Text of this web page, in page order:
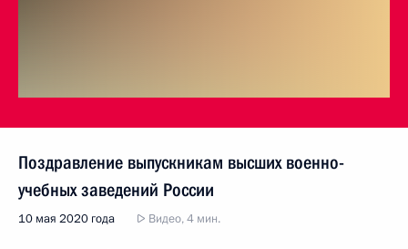
Поздравление выпускникам высших военно-
учебных заведений России
10 мая 2020 года Видео, 4 мин.